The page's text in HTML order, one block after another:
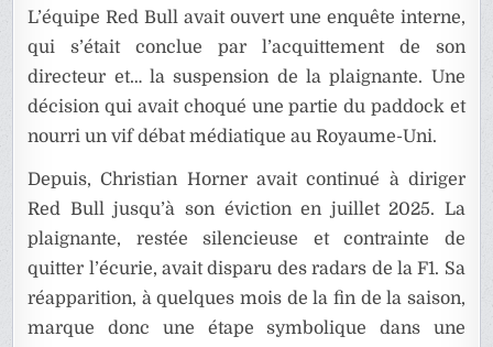
L’équipe Red Bull avait ouvert une enquête interne,
qui s’était conclue par l’acquittement de son
directeur et… la suspension de la plaignante. Une
décision qui avait choqué une partie du paddock et
nourri un vif débat médiatique au Royaume-Uni.
Depuis, Christian Horner avait continué à diriger
Red Bull jusqu’à son éviction en juillet 2025. La
plaignante, restée silencieuse et contrainte de
quitter l’écurie, avait disparu des radars de la F1. Sa
réapparition, à quelques mois de la fin de la saison,
marque donc une étape symbolique dans une